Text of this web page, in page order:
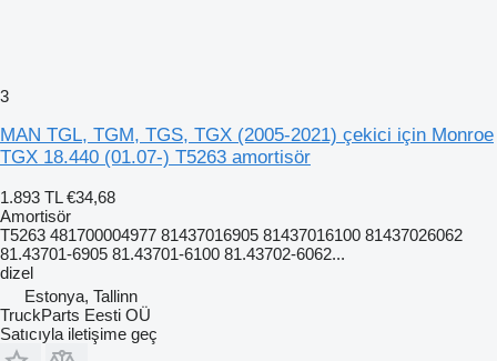
3
MAN TGL, TGM, TGS, TGX (2005-2021) çekici için Monroe
TGX 18.440 (01.07-) T5263 amortisör
1.893 TL €34,68
Amortisör
T5263 481700004977 81437016905 81437016100 81437026062
81.43701-6905 81.43701-6100 81.43702-6062...
dizel
Estonya, Tallinn
TruckParts Eesti OÜ
Satıcıyla iletişime geç